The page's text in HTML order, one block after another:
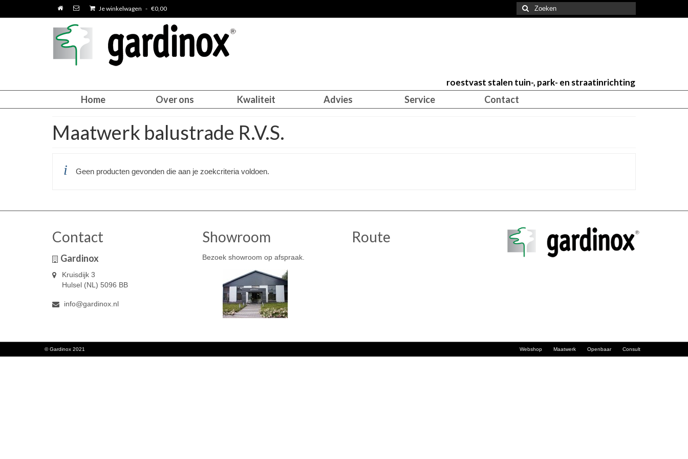
Je winkelwagen - €0,00
Zoeken
naar:
roestvast stalen tuin-, park- en straatinrichting
Home Over ons Kwaliteit Advies Service Contact
Maatwerk balustrade R.V.S.
Geen producten gevonden die aan je zoekcriteria voldoen.
Contact
Gardinox
Kruisdijk 3
Hulsel (NL) 5096 BB
info@gardinox.nl
Showroom
Bezoek showroom op afspraak.
Route
Webshop Maatwerk Openbaar Consult
© Gardinox 2021